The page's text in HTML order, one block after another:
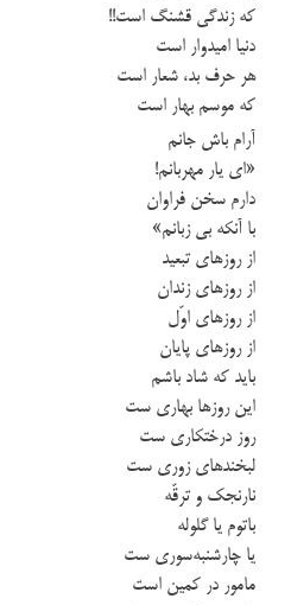
که زندگی قشنگ است!!
دنیا امیدوار است
هر حرف بد، شعار است
که موسم بهار است
آرام باش جانم
«ای یار مهربانم!
دارم سخن فراوان
با آنکه بی زبانم»
از روزهای تبعید
از روزهای زندان
از روزهای اوّل
از روزهای پایان
باید که شاد باشم
این روزها بهاری ست
روز درختکاری ست
لبخندهای زوری ست
نارنجک و ترقّه
باتوم یا گلوله
یا چارشنبه‌سوری ست
مامور در کمین است